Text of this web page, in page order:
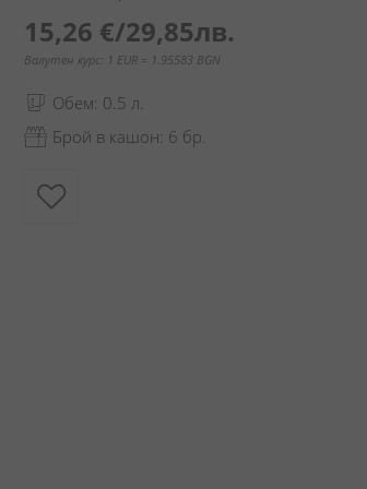
15,26 €/29,85лв.
Валутен курс: 1 EUR = 1.95583 BGN
Обем: 0.5 л.
Брой в кашон: 6 бр.